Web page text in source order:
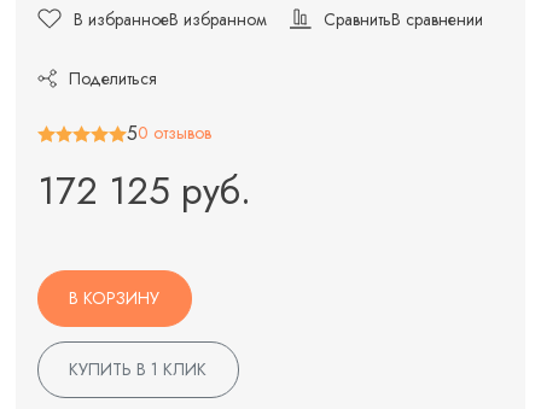
В избранноеВ избранном СравнитьВ сравнении
Поделиться
50 отзывов
172 125 руб.
В КОРЗИНУ
КУПИТЬ В 1 КЛИК